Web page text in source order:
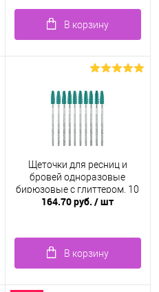
В корзину
Щеточки для ресниц и
бровей одноразовые
бирюзовые с глиттером, 10
шт.
164.70 руб./ шт
В корзину